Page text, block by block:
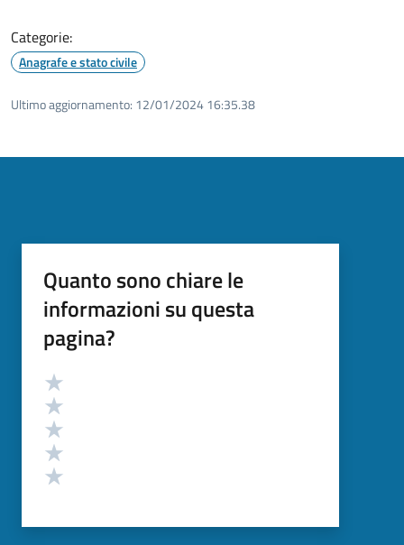
Categorie:
Anagrafe e stato civile
Ultimo aggiornamento: 12/01/2024 16:35.38
Quanto sono chiare le
informazioni su questa
pagina?
Valutazione